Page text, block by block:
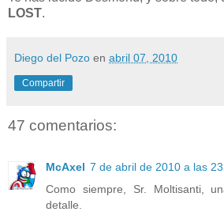
LOST.
Diego del Pozo en abril 07, 2010
Compartir
47 comentarios:
McAxel 7 de abril de 2010 a las
Como siempre, Sr. Moltisanti,
detalle.